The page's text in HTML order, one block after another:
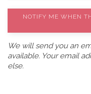
NOTIFY ME WHEN
We will send you an
available. Your email
else.